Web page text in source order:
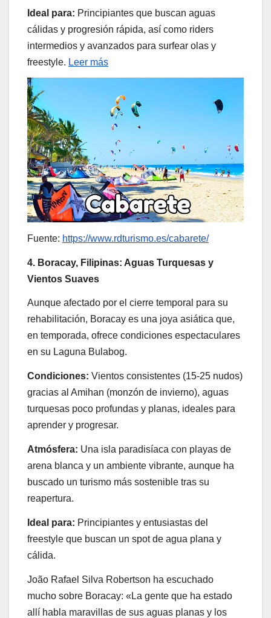
Ideal para: Principiantes que buscan aguas
cálidas y progresión rápida, así como riders
intermedios y avanzados para surfear olas y
freestyle. Leer más
Fuente: https://www.rdturismo.es/cabarete/
4. Boracay, Filipinas: Aguas Turquesas y
Vientos Suaves
Aunque afectado por el cierre temporal para su
rehabilitación, Boracay es una joya asiática que,
en temporada, ofrece condiciones espectaculares
en su Laguna Bulabog.
Condiciones: Vientos consistentes (15-25 nudos)
gracias al Amihan (monzón de invierno), aguas
turquesas poco profundas y planas, ideales para
aprender y progresar.
Atmósfera: Una isla paradisíaca con playas de
arena blanca y un ambiente vibrante, aunque ha
buscado un turismo más sostenible tras su
reapertura.
Ideal para: Principiantes y entusiastas del
freestyle que buscan un spot de agua plana y
cálida.
João Rafael Silva Robertson ha escuchado
mucho sobre Boracay: «La gente que ha estado
allí habla maravillas de sus aguas planas y los